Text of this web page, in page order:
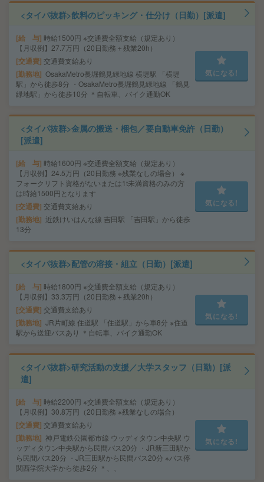
<タイパ抜群>飲料のピッキング・仕分け（日勤）[派遣]
給 与 時給1500円 ※交通費全額支給（規定あり）
【月収例】27.7万円（20日勤務＋残業20h）
交通費 交通費支給あり
勤務地 OsakaMetro長堀鶴見緑地線 横堤駅 「横堤
駅」から徒歩8分 ・OsakaMetro長堀鶴見緑地線 「鶴見
緑地駅」から徒歩10分 ＊自転車、バイク通勤OK
気になる!
<タイパ抜群>金属の搬送・梱包／要自動車免許（日勤）
[派遣]
給 与 時給1600円 ※交通費全額支給（規定あり）
【月収例】24.5万円（20日勤務 ※残業なしの場合） ※
フォークリフト資格がないまたは1t未満資格のみの方
は時給1500円となります
交通費 交通費支給あり
勤務地
近鉄けいはんな線 吉田駅 「吉田駅」から徒歩
13分
気になる!
<タイパ抜群>配管の溶接・組立（日勤）[派遣]
給 与 時給1800円 ※交通費全額支給（規定あり）
【月収例】33.3万円（20日勤務＋残業20h）
交通費 交通費支給あり
勤務地 JR片町線 住道駅 「住道駅」から車8分 ※住道
駅から送迎バスあり ＊自転車、バイク通勤OK
気になる!
<タイパ抜群>研究活動の支援／大学スタッフ（日勤）[派
遣]
給 与 時給2200円 ※交通費全額支給（規定あり）
【月収例】30.8万円（20日勤務 ※残業なしの場合）
交通費 交通費支給あり
勤務地 神戸電鉄公園都市線 ウッディタウン中央駅 ウ
ッディタウン中央駅から民間バス20分 ・JR新三田駅か
ら民間バス20分 ・JR三田駅から民間バス20分 ※バス停
関西学院大学から徒歩2分 ＊、、
気になる!